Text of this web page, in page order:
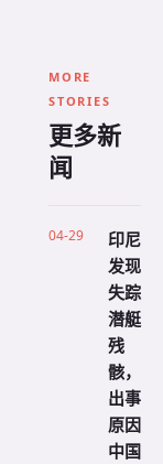
MORE
STORIES
更多新
闻
04-29
印尼
发现
失踪
潜艇
残
骸，
出事
原因
中国